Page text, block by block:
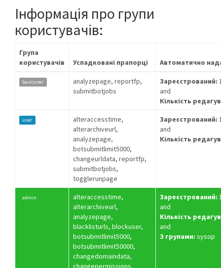
Інформація про групи
користувачів:
Група
користувачів
Успадковані прапорці Автоматично
basicuser
analyzepage, reportfp,
submitbotjobs
Зареєстрований:
and
Кількість
user
alteraccesstime,
alterarchiveurl,
analyzepage,
botsubmitlimit5000,
changeurldata, reportfp,
submitbotjobs,
togglerunpage
Зареєстрований:
and
Кількість
admin
alteraccesstime,
alterarchiveurl,
analyzepage,
blacklisturls, blockuser,
botsubmitlimit5000,
botsubmitlimit50000,
changedomaindata,
changepermissions,
Зареєстрований:
and
Кількість
and
З групами: sysop